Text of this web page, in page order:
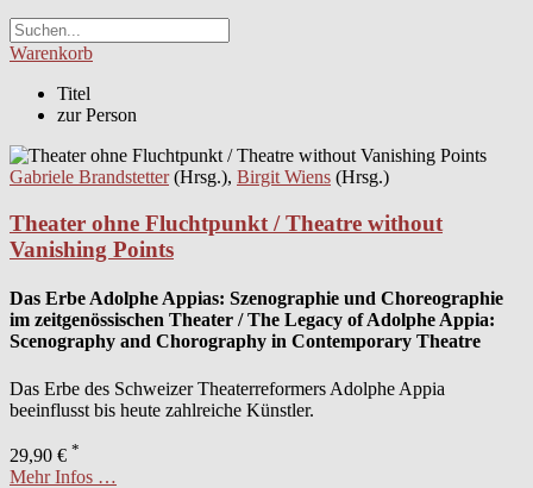
Warenkorb
Titel
zur Person
Gabriele Brandstetter(Hrsg.), Birgit Wiens (Hrsg.)
Theater ohne Fluchtpunkt / Theatre without
Vanishing Points
Das Erbe Adolphe Appias: Szenographie und Choreographie
im zeitgenössischen Theater / The Legacy of Adolphe Appia:
Scenography and Chorography in Contemporary Theatre
Das Erbe des Schweizer Theaterreformers Adolphe Appia
beeinflusst bis heute zahlreiche Künstler.
29,90 € *
Mehr Infos …